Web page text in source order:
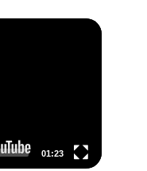
hogar donde cada
01:23